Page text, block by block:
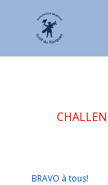
BRAVO à tous!